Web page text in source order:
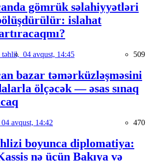
gömrük səlahiyyətləri
islahat
təhlil, 04 avqust, 14:45 509
bazar təmərküzləşməsini
ölçəcək — əsas sınaq
04 avqust, 14:42 470
boyunca diplomatiya:
nə üçün Bakıya və